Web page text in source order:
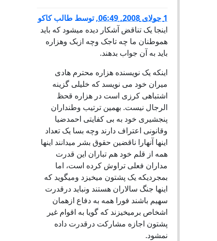
1 جولای 2008, 06:49 ,توسط طالب کاکو
اینجا یک تناقض آشکار دیده میشود که باید
هموطنان ما چه تاجک وچه ازبک وهزاره
باید به آن جواب بدهند.
اینکه یک نویسنده هزاره محترم هادی
میران خود می نویسد که خلیلی گزینه
اشتباهی کرزی است در هزاره قحظ
الرجال نیست. بهمین ترتیب وطنداران
پنجشیری خود به بی کفایتی احمدضیا
وقانونی اعتراف دارند وچه بسا یک تعداد
اینها آنهارا ناقضین حقوق بشر میدانند اینها
همه از قلم خود هم تباران این قدرت
مداران فعلی تراوش کرده است، اما
بمجردیکه یک پشتون میخیزد ومیگوید که
اینها جنگ سالاران هستند ونباید درقدرت
سهیم باشند فورا همه به دفاع ازهمان
اشخاص برمیخیزند که گویا به اقوام غیر
پشتون اجازه مشارکت درقدرت داده
نمشود.